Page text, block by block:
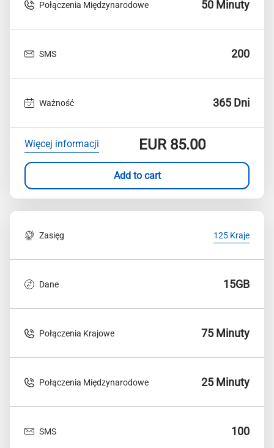
Połączenia Międzynarodowe 50 Minuty
SMS 200
Ważność 365 Dni
Więcej informacji EUR85.00
Add to cart
Zasięg 125 Kraje
Dane 15GB
Połączenia Krajowe 75 Minuty
Połączenia Międzynarodowe 25 Minuty
SMS 100